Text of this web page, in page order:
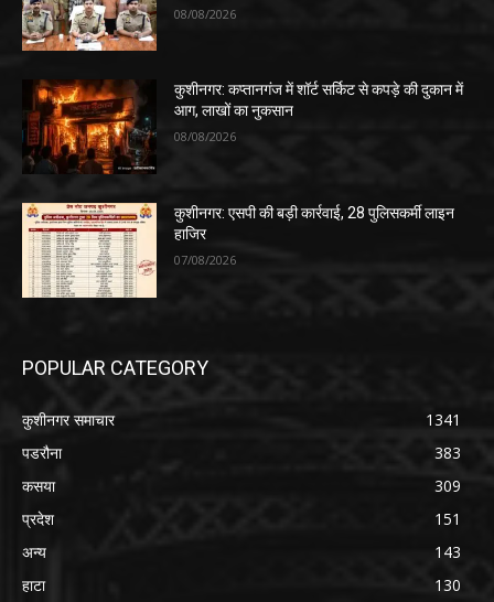
08/08/2026
कुशीनगर: कप्तानगंज में शॉर्ट सर्किट से कपड़े की दुकान में
आग, लाखों का नुकसान
08/08/2026
कुशीनगर: एसपी की बड़ी कार्रवाई, 28 पुलिसकर्मी लाइन
हाजिर
07/08/2026
POPULAR CATEGORY
कुशीनगर समाचार
1341
पडरौना
383
कसया
309
प्रदेश
151
अन्य
143
हाटा
130